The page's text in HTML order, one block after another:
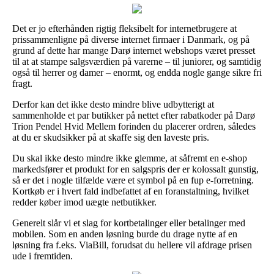
Det er jo efterhånden rigtig fleksibelt for internetbrugere at
prissammenligne på diverse internet firmaer i Danmark, og på
grund af dette har mange Darø internet webshops været presset
til at at stampe salgsværdien på varerne – til juniorer, og samtidig
også til herrer og damer – enormt, og endda nogle gange sikre fri
fragt.
Derfor kan det ikke desto mindre blive udbytterigt at
sammenholde et par butikker på nettet efter rabatkoder på Darø
Trion Pendel Hvid Mellem forinden du placerer ordren, således
at du er skudsikker på at skaffe sig den laveste pris.
Du skal ikke desto mindre ikke glemme, at såfremt en e-shop
markedsfører et produkt for en salgspris der er kolossalt gunstig,
så er det i nogle tilfælde være et symbol på en fup e-forretning.
Kortkøb er i hvert fald indbefattet af en foranstaltning, hvilket
redder køber imod uægte netbutikker.
Generelt slår vi et slag for kortbetalinger eller betalinger med
mobilen. Som en anden løsning burde du drage nytte af en
løsning fra f.eks. ViaBill, forudsat du hellere vil afdrage prisen
ude i fremtiden.